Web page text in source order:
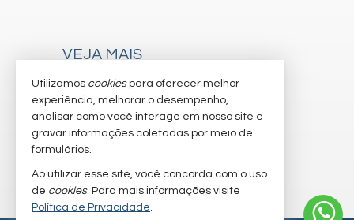
VEJA MAIS
receba nosso newsletter
cadastre seu imóvel
imóveis favoritos
mapa de imóveis
Utilizamos cookiespara oferecer melhor
experiência, melhorar o desempenho,
analisar como você interage em nosso site e
gravar informações coletadas por meio de
formulários.
Ao utilizar esse site, você concorda com o uso
de cookies. Para mais informações visite
Política de Privacidade.